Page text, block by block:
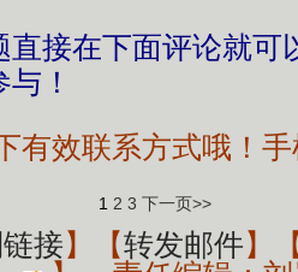
直接在下面评论就可
！
有效联系方式哦！
1 2 3 下一页>>
接】【转发邮件】